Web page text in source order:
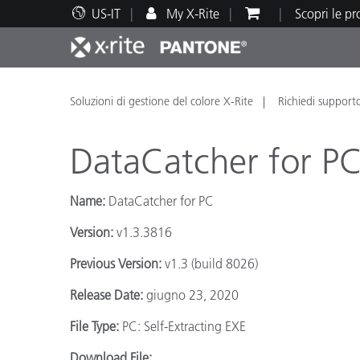
US-IT My X-Rite Scopri le
Principali prodotti
Stampa e Packaging
Automotive
Supporto tecnico
Risorse didattiche
Soluzioni di gestione del colore X-Rite Richiedi
DataCatcher for
Name: DataCatcher for PC
Version: v1.3.3816
Previous Version: v1.3 (build 8026)
Release Date: giugno 23, 2020
File Type: PC: Self-Extracting EXE